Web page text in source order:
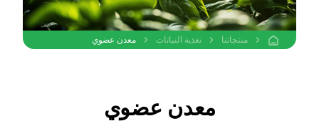
منتجاتنا تغذية النباتات معدن عضوي
معدن عضوي